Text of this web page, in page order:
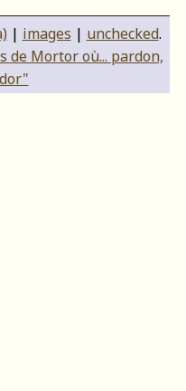
| images | unchecked.
de Mortor où... pardon,